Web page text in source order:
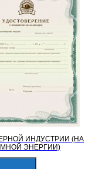
ИНДУСТРИИ (НА
ЭНЕРГИИ)